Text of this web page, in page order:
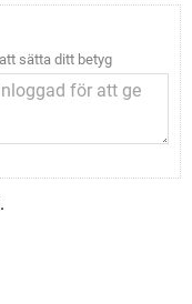
sätta ditt betyg